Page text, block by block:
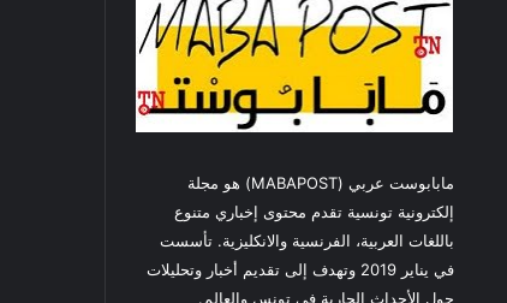
مابابوست عربي (MABAPOST) هو مجلة
إلكترونية تونسية تقدم محتوى إخباري متنوع
باللغات العربية، الفرنسية والانكليزية. تأسست
في يناير 2019 وتهدف إلى تقديم أخبار وتحليلات
حول الأحداث الجارية في تونس والعالم.